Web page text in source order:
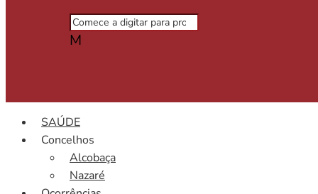
M
SAÚDE
Concelhos
Alcobaça
Nazaré